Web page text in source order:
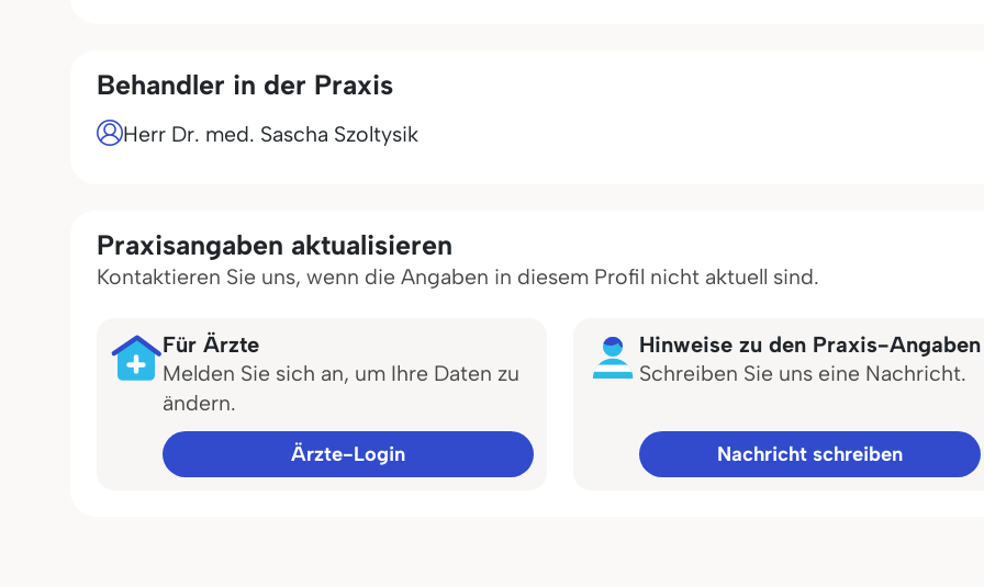
Behandler in der Praxis
Herr Dr. med. Sascha Szoltysik
Praxisangaben aktualisieren
Kontaktieren Sie uns, wenn die Angaben in diesem Profil nicht aktuell sind.
Für Ärzte
Melden Sie sich an, um Ihre Daten zu
ändern.
Ärzte-Login
Hinweise zu den Praxis-Angaben
Schreiben Sie uns eine Nachricht.
Nachricht schreiben